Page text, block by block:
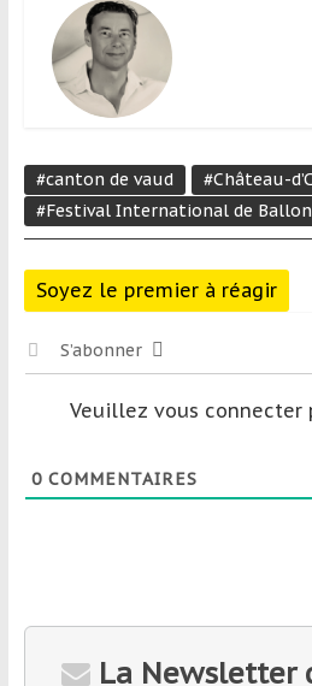
#canton de vaud
#Château-
#Festival International de
Soyez le premier à réagir
S’abonner
Veuillez vous connecter
0COMMENTAIRES
La Newsletter